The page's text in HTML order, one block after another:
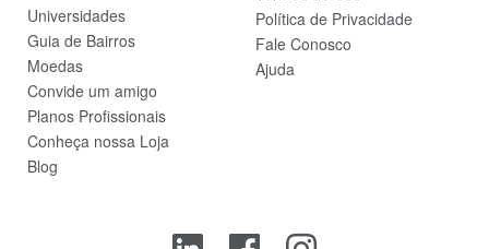
Universidades
Guia de Bairros
Moedas
Convide um amigo
Planos Profissionais
Conheça nossa Loja
Blog
Política de Privacidade
Fale Conosco
Ajuda